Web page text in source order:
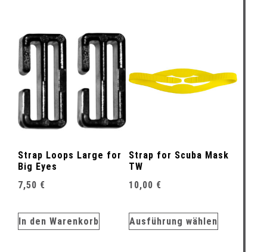
Strap Loops Large for
Big Eyes
7,50 €
In den Warenkorb
Strap for Scuba Mask
TW
10,00 €
Ausführung wählen